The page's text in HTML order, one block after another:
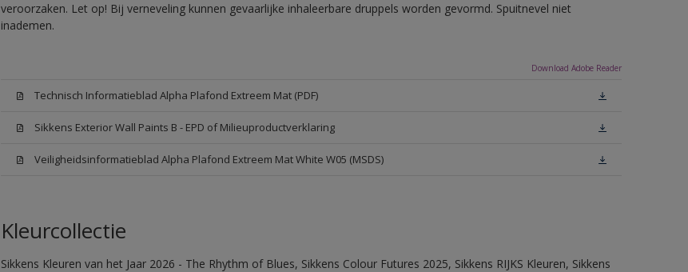
veroorzaken. Let op! Bij verneveling kunnen gevaarlijke inhaleerbare druppels worden gevormd. Spuitnevel niet
inademen.
Download Adobe Reader
Technisch Informatieblad Alpha Plafond Extreem Mat (PDF)
Sikkens Exterior Wall Paints B - EPD of Milieuproductverklaring
Veiligheidsinformatieblad Alpha Plafond Extreem Mat White W05 (MSDS)
Kleurcollectie
Sikkens Kleuren van het Jaar 2026 - The Rhythm of Blues, Sikkens Colour Futures 2025, Sikkens RIJKS Kleuren, Sikkens